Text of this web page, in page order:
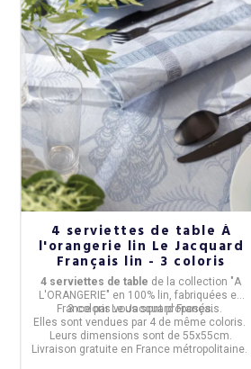
4 serviettes de table À
l'orangerie lin Le Jacquard
Français lin - 3 coloris
4 serviettes de table de la collection "A
L'ORANGERIE" en 100% lin, fabriquées en
Francepar Le Jacquard Français.
3 coloris vous sont proposés.
Elles sontvendues par 4 de même coloris.
Leurs dimensions sont de 55x55cm.
Livraison gratuite en France métropolitaine.